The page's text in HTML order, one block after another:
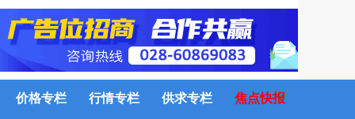
价格专栏 行情专栏 供求专栏 焦点快报